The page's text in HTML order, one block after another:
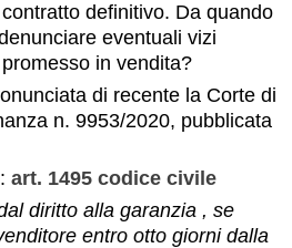
definitivo. Da quando
eventuali vizi
in vendita?
di recente la Corte di
n. 9953/2020, pubblicata
: art. 1495 codice civile
diritto alla garanzia , se
entro otto giorni dalla